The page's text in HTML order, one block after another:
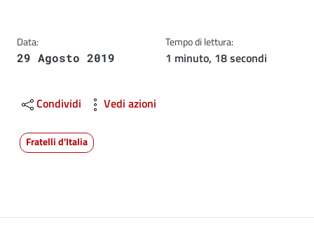
Data:
29 Agosto 2019
Tempo di lettura:
1 minuto, 18 secondi
Condividi Vedi azioni
Fratelli d'Italia